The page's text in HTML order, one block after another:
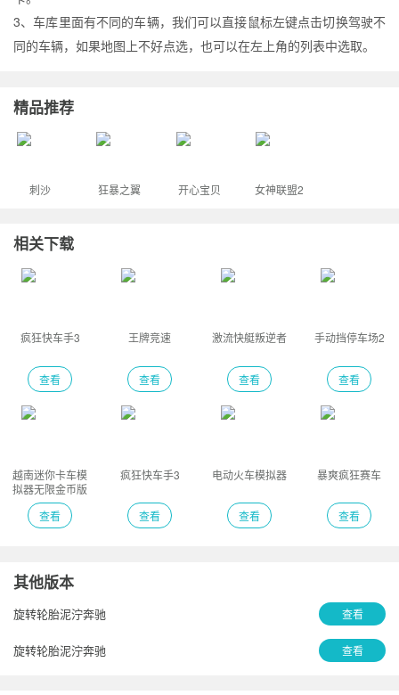
3、车库里面有不同的车辆，我们可以直接鼠标左键点击切换驾驶不
同的车辆，如果地图上不好点选，也可以在左上角的列表中选取。
精品推荐
刺沙 狂暴之翼 开心宝贝 女神联盟2
相关下载
疯狂快车手3
查看
王牌竞速
查看
激流快艇叛逆者
查看
手动挡停车场2
查看
越南迷你卡车模
拟器无限金币版
中文版
查看
疯狂快车手3
查看
电动火车模拟器
查看
暴爽疯狂赛车
查看
其他版本
旋转轮胎泥泞奔驰 查看
旋转轮胎泥泞奔驰 查看